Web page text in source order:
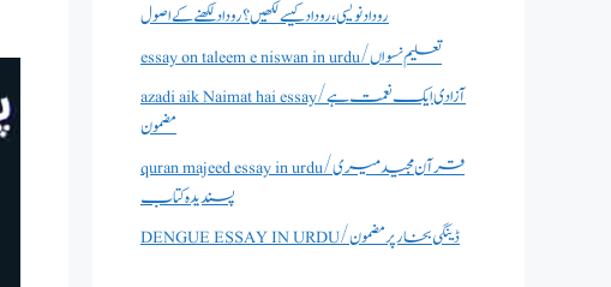
روداد نویسی ،روداد کیسے لکھیں؟ روداد لکھنے کے اصول
essay on taleem e niswan in urdu/تعلیم نسواں
azadi aik Naimat hai essay/آزادی ایک نعمت ہے
مضمون
quran majeed essay in urdu/قرآن مجید میری
پسندیدہ کتاب
DENGUE ESSAY IN URDU/ڈینگی بخار پر مضمون